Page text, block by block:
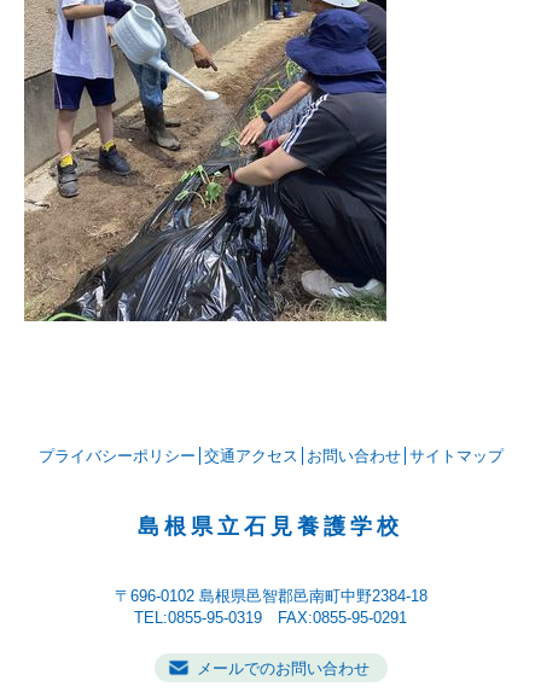
プライバシーポリシー 交通アクセス お問い合わせ サイトマップ
島根県立石見養護学校
〒696-0102 島根県邑智郡邑南町中野2384-18
TEL:0855-95-0319 FAX:0855-95-0291
メールでのお問い合わせ